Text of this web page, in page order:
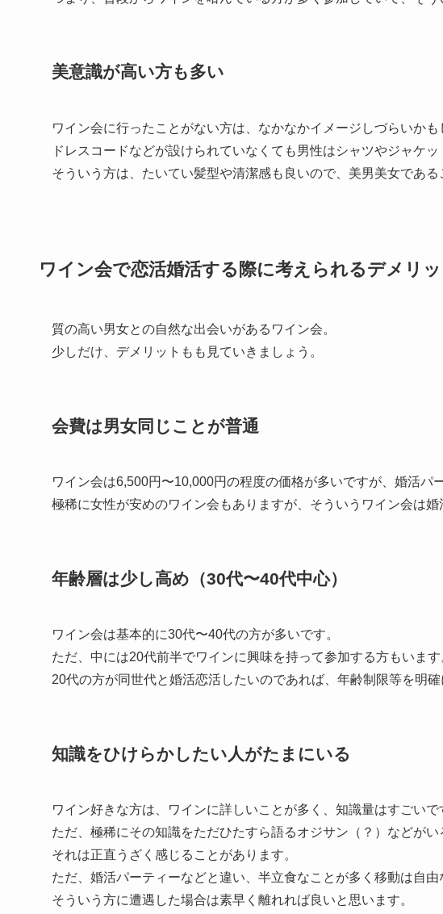
美意識が高い方も多い
ワイン会に行ったことがない方は、なかなかイメージしづらいかも
ドレスコードなどが設けられていなくても男性はシャツやジャケ
そういう方は、たいてい髪型や清潔感も良いので、美男美女である
ワイン会で恋活婚活する際に考えられるデメリッ
質の高い男女との自然な出会いがあるワイン会。
少しだけ、デメリットもも見ていきましょう。
会費は男女同じことが普通
ワイン会は6,500円〜10,000円の程度の価格が多いですが、婚活パ
極稀に女性が安めのワイン会もありますが、そういうワイン会は
年齢層は少し高め（30代〜40代中心）
ワイン会は基本的に30代〜40代の方が多いです。
ただ、中には20代前半でワインに興味を持って参加する方もいます
20代の方が同世代と婚活恋活したいのであれば、年齢制限等を明
知識をひけらかしたい人がたまにいる
ワイン好きな方は、ワインに詳しいことが多く、知識量はすごいで
ただ、極稀にその知識をただひたすら語るオジサン（？）などがい
それは正直うざく感じることがあります。
ただ、婚活パーティーなどと違い、半立食なことが多く移動は自由
そういう方に遭遇した場合は素早く離れれば良いと思います。